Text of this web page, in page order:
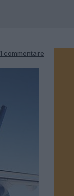
1 commentaire